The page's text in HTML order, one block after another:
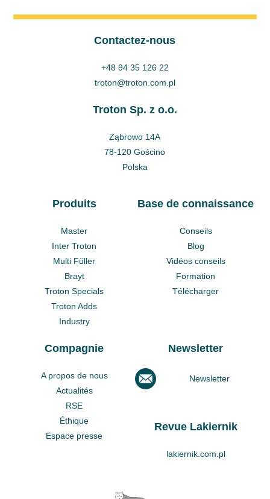
Contactez-nous
+48 94 35 126 22
troton@troton.com.pl
Troton Sp. z o.o.
Ząbrowo 14A
78-120 Gościno
Polska
Produits
Master
Inter Troton
Multi Füller
Brayt
Troton Specials
Troton Adds
Industry
Base de connaissance
Conseils
Blog
Vidéos conseils
Formation
Télécharger
Compagnie
A propos de nous
Actualités
RSE
Éthique
Espace presse
Newsletter
Newsletter
Revue Lakiernik
lakiernik.com.pl